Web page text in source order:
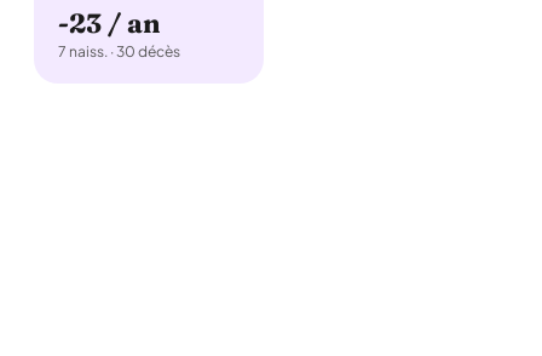
-23 / an
7 naiss. · 30 décès